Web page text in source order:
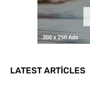
LATEST ARTICLES